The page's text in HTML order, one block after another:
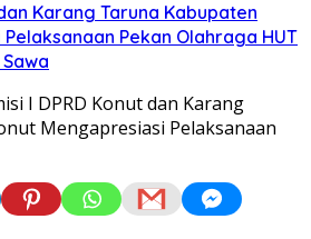
Karang Taruna Kabupaten
Pekan Olahraga HUT
I DPRD Konut dan Karang
Mengapresiasi Pelaksanaan